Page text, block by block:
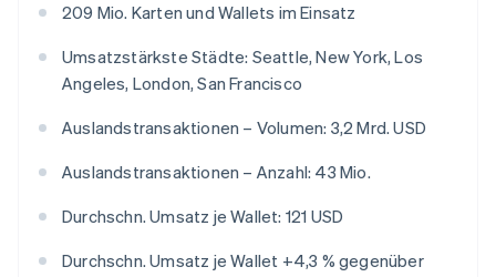
209 Mio. Karten und Wallets im Einsatz
Umsatzstärkste Städte: Seattle, New York, Los
Angeles, London, San Francisco
Auslandstransaktionen – Volumen: 3,2 Mrd. USD
Auslandstransaktionen – Anzahl: 43 Mio.
Durchschn. Umsatz je Wallet: 121 USD
Durchschn. Umsatz je Wallet +4,3 % gegenüber
Liechtenstein
Litauen
English
FrançaisDeutschEnglish
English简体中文
English
Mexiko
Español English